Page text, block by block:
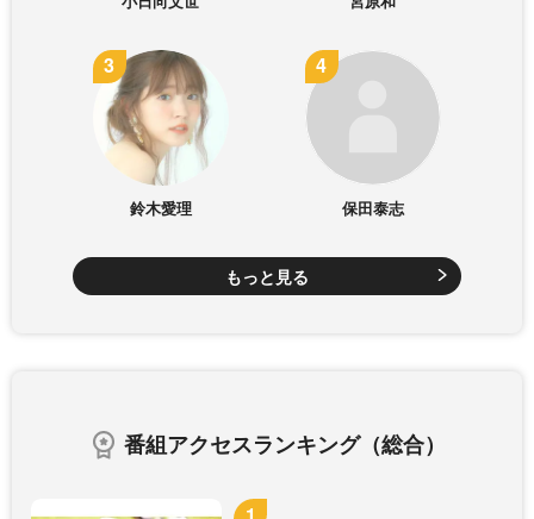
鈴木愛理 保田泰志
もっと見る
番組アクセスランキング（総合）